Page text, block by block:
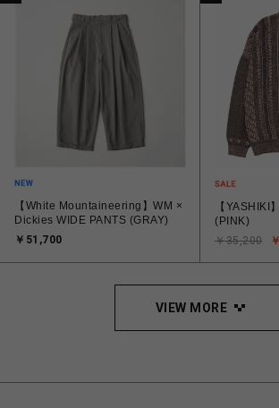
【White Mountaineering】WM ×
Dickies WIDE PANTS (GRAY)
￥51,700
【YASHIKI
(PINK)
￥35,200
VIEW MORE